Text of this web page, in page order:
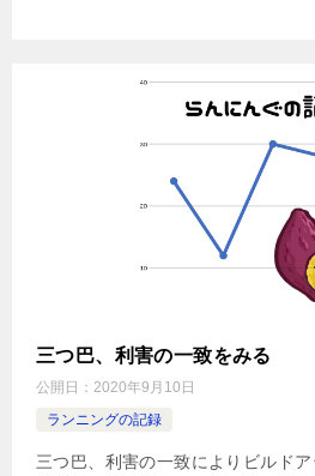
三つ巴、利害の一致をみる
公開日： 2020年9月10日
ランニングの記録
三つ巴、利害の一致によりビルド